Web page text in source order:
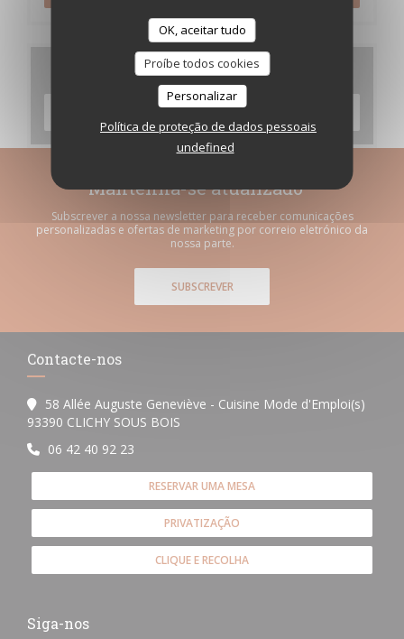
OK, aceitar tudo
Proíbe todos cookies
Personalizar
Política de proteção de dados pessoais
undefined
Menus
DESCUBRA O NOSSO MENU
Mantenha-se atualizado*
Subscrever a nossa newsletter para receber comunicações
personalizadas e ofertas de marketing por correio eletrónico da
nossa parte.
SUBSCREVER
Contacte-nos
58 Allée Auguste Geneviève - Cuisine Mode d'Emploi(s)
93390 CLICHY SOUS BOIS
06 42 40 92 23
RESERVAR UMA MESA
PRIVATIZAÇÃO
CLIQUE E RECOLHA
Siga-nos